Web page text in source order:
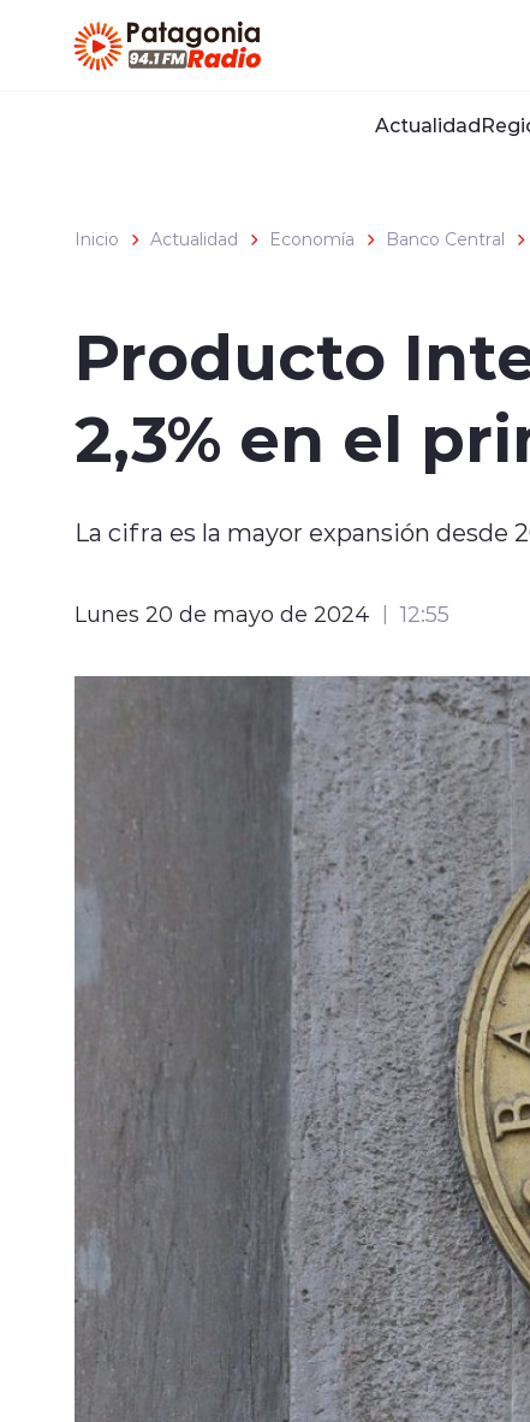
Actualidad
Inicio Actualidad Economía Banco Central
Producto
2,3% en el
La cifra es la mayor expansión desde
Lunes 20 de mayo de 2024 12:55